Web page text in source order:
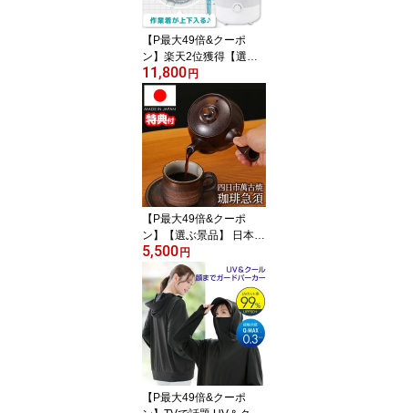
勢 サンダル カネコ 美脚
サンダル 金子 タダシ ス
リッ
【P最大49倍&クーポ
ン】楽天2位獲得【選ぶ
景品】 サンコー バケツ
ランドリー2 小型洗濯機
お湯が使えるコンパクト
洗濯機 BUCKETSWH ミ
ニ洗濯機 40度のお湯 縦
型洗濯機 折り畳み 小型
洗濯器 衣類洗濯機 靴洗
濯機 バケツ洗濯機 洗濯
バケツ おひとり様洗濯機
小型洗濯
11,800円
【P最大49倍&クーポ
ン】【選ぶ景品】 日本製
万古焼 コーヒー急須 誰
でも簡単 本格コーヒー
萬古焼 急須コーヒー コ
ーヒーマシン 珈琲急須
職人手作り 480ml フィル
ター不要 コーヒーポット
ドリップコーヒー ポット
水出しコーヒー 珈琲マシ
ン ティーポット コーヒ
5,500円
【P最大49倍&クーポ